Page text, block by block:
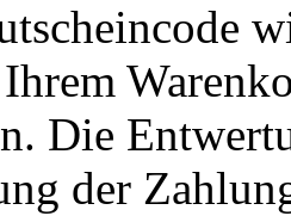
Die
der